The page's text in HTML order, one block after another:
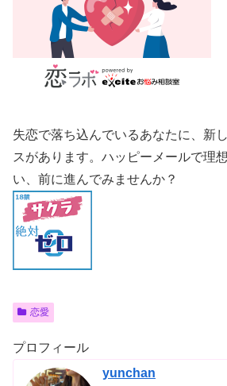
失恋で落ち込んでいるあなたに、新
スがあります。ハッピーメールで理
い、前に進んでみませんか？
恋愛
プロフィール
yunchan